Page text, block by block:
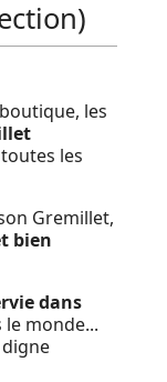
les
les
Gremillet,
bien
dans
monde...